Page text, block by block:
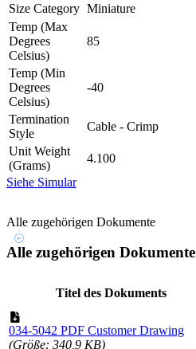
Size Category Miniature
Temp (Max
Degrees
Celsius)
85
Temp (Min
Degrees
Celsius)
-40
Termination
Style
Cable - Crimp
Unit Weight
(Grams)
4.100
Siehe Simular
Alle zugehörigen Dokumente
Alle zugehörigen Dokumente
Titel des Dokuments
034-5042 PDF Customer Drawing
(Größe: 340,9 KB)